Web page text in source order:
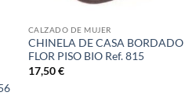
CALZADO DE MUJER
CHINELA DE CASA BORDADO
FLOR PISO BIO Ref. 815
17,50€